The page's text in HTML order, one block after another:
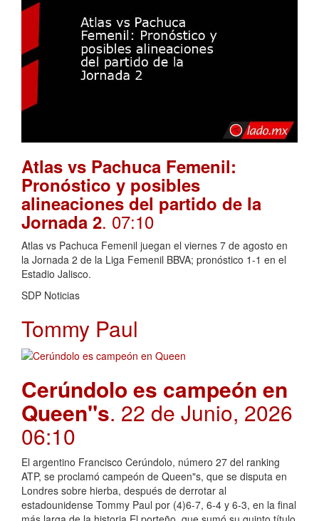
Atlas vs Pachuca Femenil:
Pronóstico y posibles
alineaciones del partido de la
Jornada 2. 07:10
Atlas vs Pachuca Femenil juegan el viernes 7 de agosto en
la Jornada 2 de la Liga Femenil BBVA; pronóstico 1-1 en el
Estadio Jalisco.
SDP Noticias
Tommy Paul
Cerúndolo es campeón en
Queen"s. 22 de Junio, 2026
06:10
El argentino Francisco Cerúndolo, número 27 del ranking
ATP, se proclamó campeón de Queen"s, que se disputa en
Londres sobre hierba, después de derrotar al
estadounidense Tommy Paul por (4)6-7, 6-4 y 6-3, en la final